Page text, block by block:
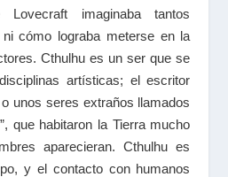
imaginaba tantos
cómo lograba meterse en la
Cthulhu es un ser que se
artísticas; el escritor
unos seres extraños llamados
que habitaron la Tierra mucho
aparecieran. Cthulhu es
y el contacto con humanos